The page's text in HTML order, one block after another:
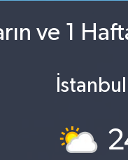
ve 1
İstanbul